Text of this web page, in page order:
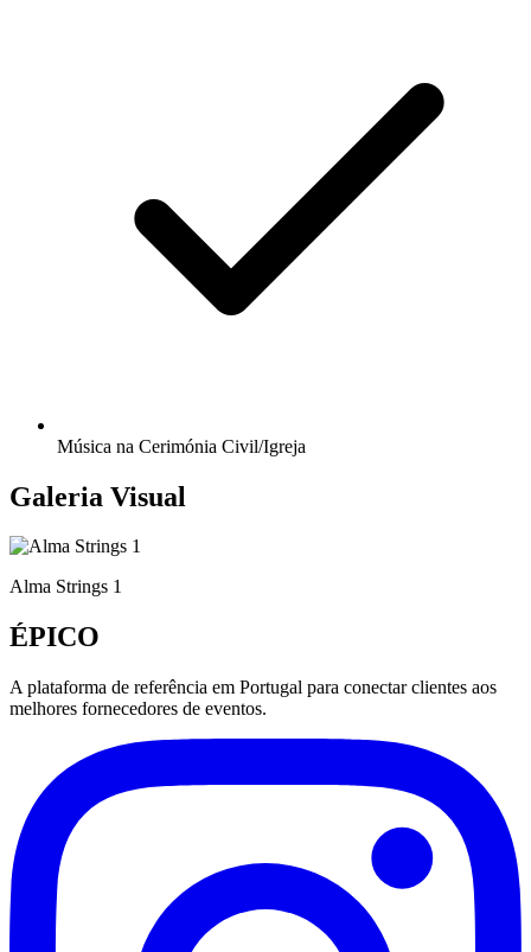
Música na Cerimónia Civil/Igreja
Galeria Visual
Alma Strings 1
ÉPICO
A plataforma de referência em Portugal para conectar clientes aos
melhores fornecedores de eventos.